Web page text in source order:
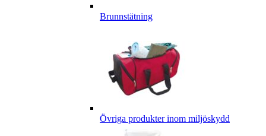
Brunnstätning
Övriga produkter inom miljöskydd